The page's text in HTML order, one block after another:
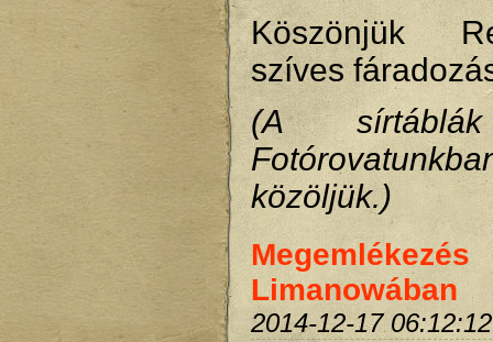
Köszönjük
szíves
(A
közöljük.)
Megemlékezés
Limanowában
2014-12-17 06:12:12